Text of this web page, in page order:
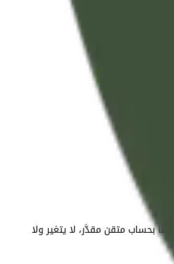
بحساب متقن مقدَّر، لا يتغير ولا